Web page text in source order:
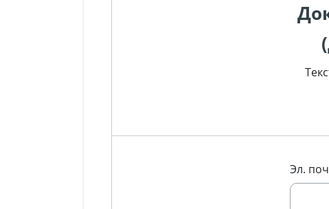
Эл.